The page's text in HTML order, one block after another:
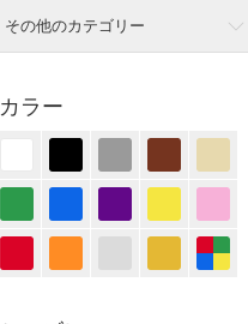
その他のカテゴリー
ジャケット/アウター
パンツ
オールインワン・サロペット
カラー